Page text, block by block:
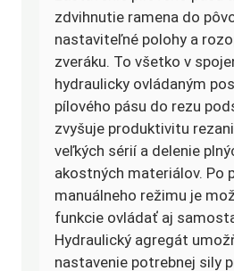
zdvihnutie ramena do
nastaviteľné polohy a
zveráku. To všetko v
hydraulicky ovládaným
pílového pásu do rezu
zvyšuje produktivitu
veľkých sérií a delenie
akostných materiálov. Po
manuálneho režimu je
funkcie ovládať aj
Hydraulický agregát
nastavenie potrebnej sily